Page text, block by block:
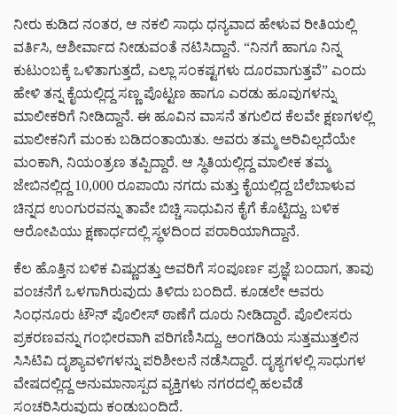
ನೀರು ಕುಡಿದ ನಂತರ, ಆ ನಕಲಿ ಸಾಧು ಧನ್ಯವಾದ ಹೇಳುವ ರೀತಿಯಲ್ಲಿ
ವರ್ತಿಸಿ, ಆಶೀರ್ವಾದ ನೀಡುವಂತೆ ನಟಿಸಿದ್ದಾನೆ. “ನಿನಗೆ ಹಾಗೂ ನಿನ್ನ
ಕುಟುಂಬಕ್ಕೆ ಒಳಿತಾಗುತ್ತದೆ, ಎಲ್ಲಾ ಸಂಕಷ್ಟಗಳು ದೂರವಾಗುತ್ತವೆ” ಎಂದು
ಹೇಳಿ ತನ್ನ ಕೈಯಲ್ಲಿದ್ದ ಸಣ್ಣ ಪೊಟ್ಟಣ ಹಾಗೂ ಎರಡು ಹೂವುಗಳನ್ನು
ಮಾಲೀಕರಿಗೆ ನೀಡಿದ್ದಾನೆ. ಈ ಹೂವಿನ ವಾಸನೆ ತಗುಲಿದ ಕೆಲವೇ ಕ್ಷಣಗಳಲ್ಲಿ
ಮಾಲೀಕನಿಗೆ ಮಂಕು ಬಡಿದಂತಾಯಿತು. ಅವರು ತಮ್ಮ ಅರಿವಿಲ್ಲದೆಯೇ
ಮಂಕಾಗಿ, ನಿಯಂತ್ರಣ ತಪ್ಪಿದ್ದಾರೆ. ಆ ಸ್ಥಿತಿಯಲ್ಲಿದ್ದ ಮಾಲೀಕ ತಮ್ಮ
ಜೇಬಿನಲ್ಲಿದ್ದ 10,000 ರೂಪಾಯಿ ನಗದು ಮತ್ತು ಕೈಯಲ್ಲಿದ್ದ ಬೆಲೆಬಾಳುವ
ಚಿನ್ನದ ಉಂಗುರವನ್ನು ತಾವೇ ಬಿಚ್ಚಿ ಸಾಧುವಿನ ಕೈಗೆ ಕೊಟ್ಟಿದ್ದು, ಬಳಿಕ
ಆರೋಪಿಯು ಕ್ಷಣಾರ್ಧದಲ್ಲಿ ಸ್ಥಳದಿಂದ ಪರಾರಿಯಾಗಿದ್ದಾನೆ.
ಕೆಲ ಹೊತ್ತಿನ ಬಳಿಕ ವಿಷ್ಣುದತ್ತು ಅವರಿಗೆ ಸಂಪೂರ್ಣ ಪ್ರಜ್ಞೆ ಬಂದಾಗ, ತಾವು
ವಂಚನೆಗೆ ಒಳಗಾಗಿರುವುದು ತಿಳಿದು ಬಂದಿದೆ. ಕೂಡಲೇ ಅವರು
ಸಿಂಧನೂರು ಟೌನ್ ಪೊಲೀಸ್ ಠಾಣೆಗೆ ದೂರು ನೀಡಿದ್ದಾರೆ. ಪೊಲೀಸರು
ಪ್ರಕರಣವನ್ನು ಗಂಭೀರವಾಗಿ ಪರಿಗಣಿಸಿದ್ದು, ಅಂಗಡಿಯ ಸುತ್ತಮುತ್ತಲಿನ
ಸಿಸಿಟಿವಿ ದೃಶ್ಯಾವಳಿಗಳನ್ನು ಪರಿಶೀಲನೆ ನಡೆಸಿದ್ದಾರೆ. ದೃಶ್ಯಗಳಲ್ಲಿ ಸಾಧುಗಳ
ವೇಷದಲ್ಲಿದ್ದ ಅನುಮಾನಾಸ್ಪದ ವ್ಯಕ್ತಿಗಳು ನಗರದಲ್ಲಿ ಹಲವೆಡೆ
ಸಂಚರಿಸಿರುವುದು ಕಂಡುಬಂದಿದೆ.